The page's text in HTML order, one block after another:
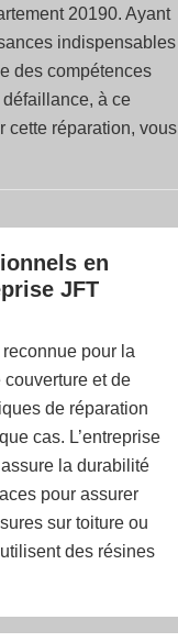
20190. Ayant
indispensables
des compétences
à ce
cette réparation, vous
en
JFT
pour la
et de
de réparation
cas. L’entreprise
la durabilité
pour assurer
sur toiture ou
des résines